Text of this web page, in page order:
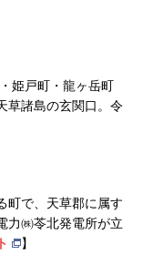
姫戸町・龍ヶ岳町
草諸島の玄関口。令
町で、天草郡に属す
力㈱苓北発電所が立
】